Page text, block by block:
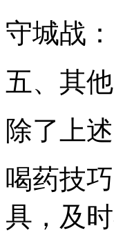
守城战
五、其
除了上
喝药技
具，及